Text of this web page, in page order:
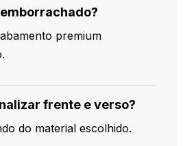
emborrachado?
premium
frente e verso?
do material escolhido.